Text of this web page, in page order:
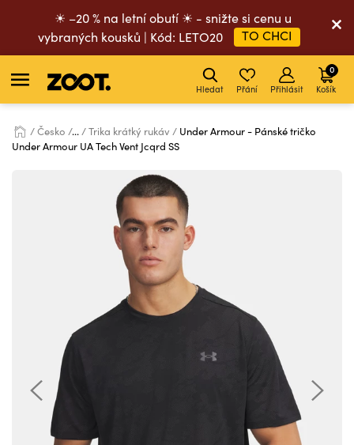
☀ –20 % na letní obutí ☀ - snižte si cenu u
vybraných kousků | Kód: LETO20
TO CHCI
Hledat Přání Přihlásit Košík
0
Česko ... Trika krátký rukáv
Under Armour - Pánské tričko
Under Armour UA Tech Vent Jcqrd SS